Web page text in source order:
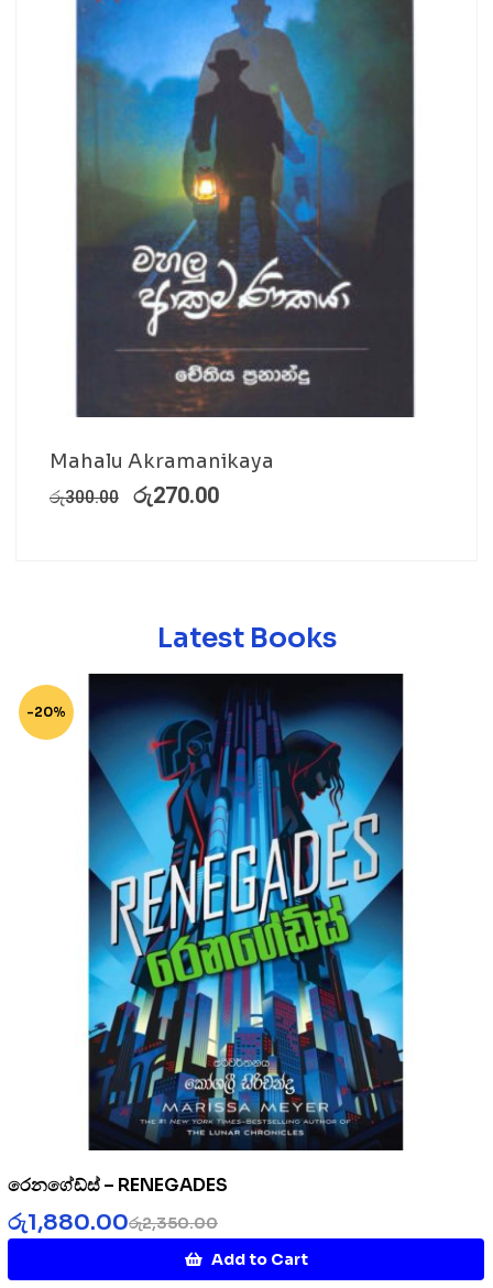
Mahalu Akramanikaya
රු300.00 රු270.00
Latest Books
-20%
රෙනගේඩ්ස් – RENEGADES
රු2,350.00
රු1,880.00
Add to Cart